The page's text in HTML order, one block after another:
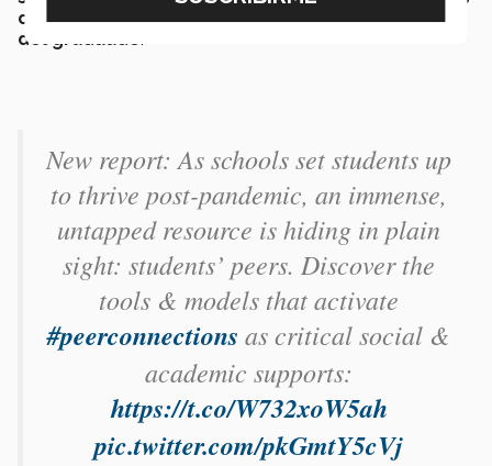
de carrera, disminución de riesgos y longevidad
del graduado.
New report: As schools set students up
to thrive post-pandemic, an immense,
untapped resource is hiding in plain
sight: students’ peers. Discover the
tools & models that activate
#peerconnections as critical social &
academic supports:
https://t.co/W732xoW5ah
pic.twitter.com/pkGmtY5cVj